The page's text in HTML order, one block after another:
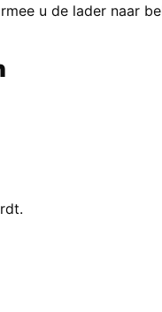
u de lader naar